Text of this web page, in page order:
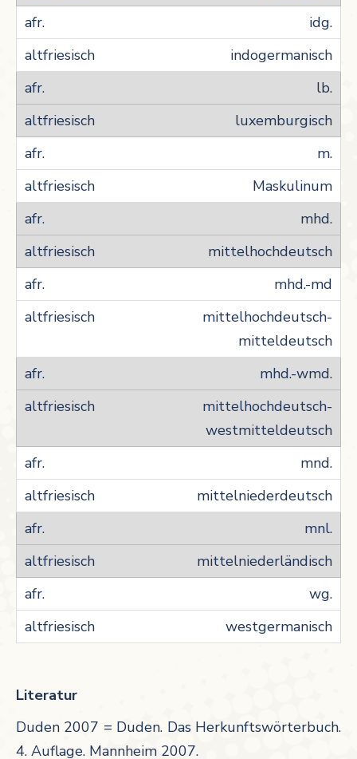
idg.
indogermanisch
lb.
luxemburgisch
m.
Maskulinum
mhd.
mittelhochdeutsch
mhd.-md
mittelhochdeutsch-
mitteldeutsch
mhd.-wmd.
mittelhochdeutsch-
westmitteldeutsch
mnd.
mittelniederdeutsch
mnl.
mittelniederländisch
wg.
westgermanisch
Literatur
Duden 2007 = Duden. Das Herkunftswörterbuch.
4. Auflage. Mannheim 2007.